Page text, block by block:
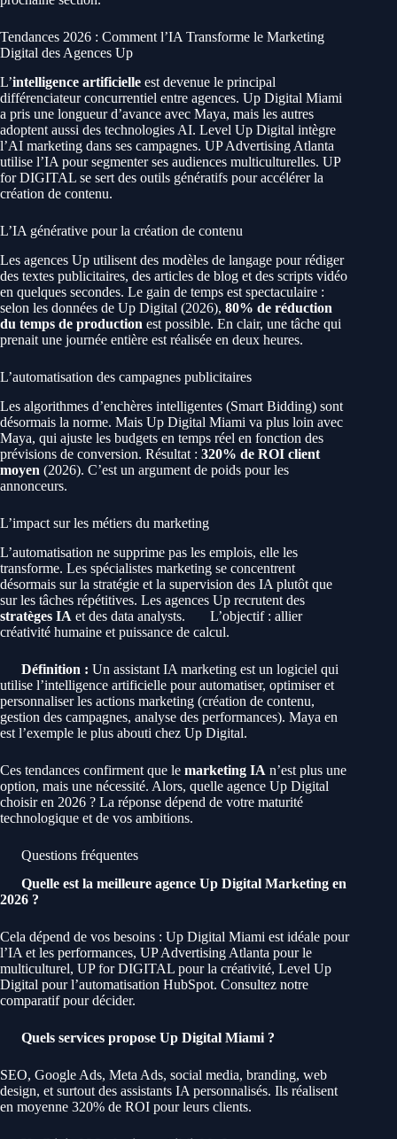
Tendances 2026 : Comment l’IA Transforme le Marketing
Digital des Agences Up
L’intelligence artificielle est devenue le principal
différenciateur concurrentiel entre agences. Up Digital Miami
a pris une longueur d’avance avec Maya, mais les autres
adoptent aussi des technologies AI. Level Up Digital intègre
l’AI marketing dans ses campagnes. UP Advertising Atlanta
utilise l’IA pour segmenter ses audiences multiculturelles. UP
for DIGITAL se sert des outils génératifs pour accélérer la
création de contenu.
L’IA générative pour la création de contenu
Les agences Up utilisent des modèles de langage pour rédiger
des textes publicitaires, des articles de blog et des scripts vidéo
en quelques secondes. Le gain de temps est spectaculaire :
selon les données de Up Digital (2026), 80% de réduction
du temps de production est possible. En clair, une tâche qui
prenait une journée entière est réalisée en deux heures.
L’automatisation des campagnes publicitaires
Les algorithmes d’enchères intelligentes (Smart Bidding) sont
désormais la norme. Mais Up Digital Miami va plus loin avec
Maya, qui ajuste les budgets en temps réel en fonction des
prévisions de conversion. Résultat : 320% de ROI client
moyen (2026). C’est un argument de poids pour les
annonceurs.
L’impact sur les métiers du marketing
L’automatisation ne supprime pas les emplois, elle les
transforme. Les spécialistes marketing se concentrent
désormais sur la stratégie et la supervision des IA plutôt que
sur les tâches répétitives. Les agences Up recrutent des
stratèges IA et des data analysts.
L’objectif : allier
créativité humaine et puissance de calcul.
Définition : Un assistant IA marketing est un logiciel qui
utilise l’intelligence artificielle pour automatiser, optimiser et
personnaliser les actions marketing (création de contenu,
gestion des campagnes, analyse des performances). Maya en
est l’exemple le plus abouti chez Up Digital.
Ces tendances confirment que le marketing IA n’est plus une
option, mais une nécessité. Alors, quelle agence Up Digital
choisir en 2026 ? La réponse dépend de votre maturité
technologique et de vos ambitions.
Questions fréquentes
Quelle est la meilleure agence Up Digital Marketing en
2026 ?
Cela dépend de vos besoins : Up Digital Miami est idéale pour
l’IA et les performances, UP Advertising Atlanta pour le
multiculturel, UP for DIGITAL pour la créativité, Level Up
Digital pour l’automatisation HubSpot. Consultez notre
comparatif pour décider.
Quels services propose Up Digital Miami ?
SEO, Google Ads, Meta Ads, social media, branding, web
design, et surtout des assistants IA personnalisés. Ils réalisent
en moyenne 320% de ROI pour leurs clients.